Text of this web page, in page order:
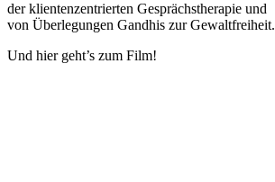
der klientenzentrierten Gesprächstherapie und
von Überlegungen Gandhis zur Gewaltfreiheit.
Und hier geht’s zum Film!